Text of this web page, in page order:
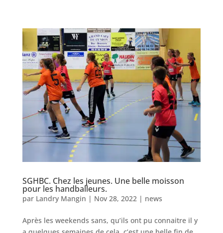
SGHBC. Chez les jeunes. Une belle moisson
pour les handballeurs.
par Landry Mangin | Nov 28, 2022 | news
Après les weekends sans, qu’ils ont pu connaitre il y